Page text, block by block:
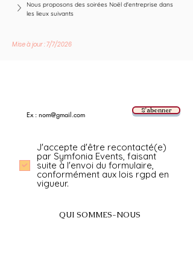
Nous proposons des soirées Noël d'entreprise dans
les lieux suivants
Mise à jour : 7/7/2026
S'abonner
J'accepte d'être recontacté(e)
par Symfonia Events, faisant
suite à l'envoi du formulaire,
conformément aux lois rgpd en
vigueur.
QUI SOMMES-NOUS